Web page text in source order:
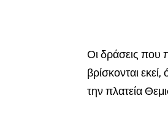
Οι δράσεις που
βρίσκονται
την πλατεία